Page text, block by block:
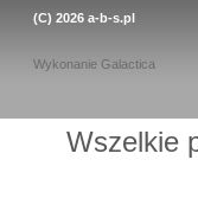
(C) 2026 a-b-s.pl
Wykonanie Galactica
Wszelkie